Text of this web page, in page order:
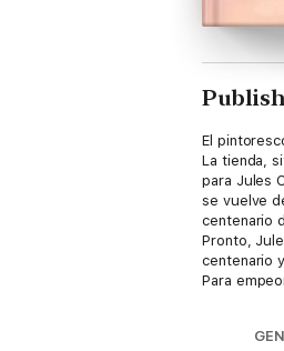
El
La tienda,
para Jules
se vuelve
centenario
Pronto,
centenario
Para
de que